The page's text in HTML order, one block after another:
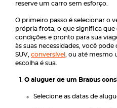
reserve um carro sem esforço.
O primeiro passo é selecionar o
própria frota, o que significa que
condições e pronto para sua
às suas necessidades, você
SUV, conversível
, ou até mesmo
escolha é sua.
O aluguer de um Brabus
Selecione as datas de